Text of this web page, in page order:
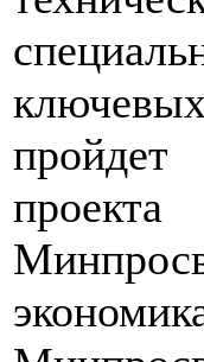
пройдет